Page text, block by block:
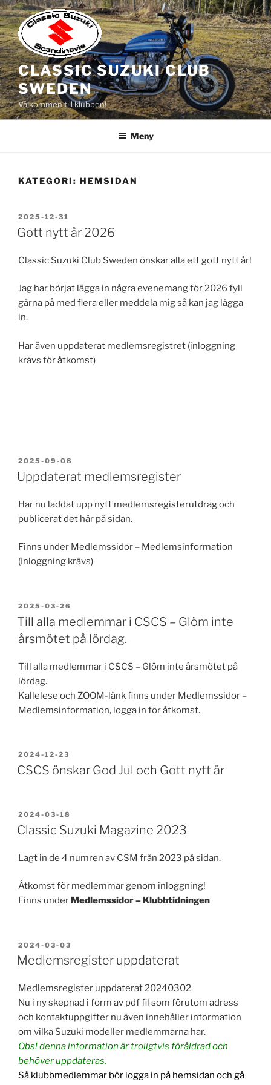
Hoppa
till
innehåll
CLASSIC SUZUKI CLUB
SWEDEN
Välkommen till klubben!
Meny
KATEGORI: HEMSIDAN
PUBLICERAT
2025-12-31
Gott nytt år 2026
Classic Suzuki Club Sweden önskar alla ett gott nytt år!
Jag har börjat lägga in några evenemang för 2026 fyll
gärna på med flera eller meddela mig så kan jag lägga
in.
Har även uppdaterat medlemsregistret (inloggning
krävs för åtkomst)
PUBLICERAT
2025-09-08
Uppdaterat medlemsregister
Har nu laddat upp nytt medlemsregisterutdrag och
publicerat det här på sidan.
Finns under Medlemssidor – Medlemsinformation
(Inloggning krävs)
PUBLICERAT
2025-03-26
Till alla medlemmar i CSCS – Glöm inte
årsmötet på lördag.
Till alla medlemmar i CSCS – Glöm inte årsmötet på
lördag.
Kallelese och ZOOM-länk finns under Medlemssidor –
Medlemsinformation, logga in för åtkomst.
PUBLICERAT
2024-12-23
CSCS önskar God Jul och Gott nytt år
PUBLICERAT
2024-03-18
Classic Suzuki Magazine 2023
Lagt in de 4 numren av CSM från 2023 på sidan.
Åtkomst för medlemmar genom inloggning!
Finns under Medlemssidor – Klubbtidningen
PUBLICERAT
2024-03-03
Medlemsregister uppdaterat
Medlemsregister uppdaterat 20240302
Nu i ny skepnad i form av pdf fil som förutom adress
och kontaktuppgifter nu även innehåller information
om vilka Suzuki modeller medlemmarna har.
Obs! denna information är troligtvis föråldrad och
behöver uppdateras.
Så klubbmedlemmar bör logga in på hemsidan och gå